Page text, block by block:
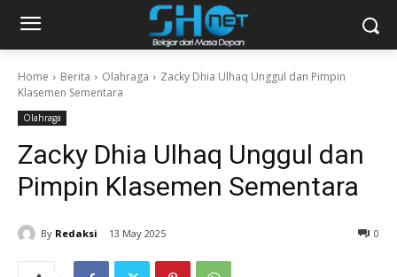
Home Berita Olahraga
Zacky Dhia Ulhaq Unggul dan Pimpin
Klasemen Sementara
Olahraga
Zacky Dhia Ulhaq Unggul dan
Pimpin Klasemen Sementara
By Redaksi 13 May 2025 0